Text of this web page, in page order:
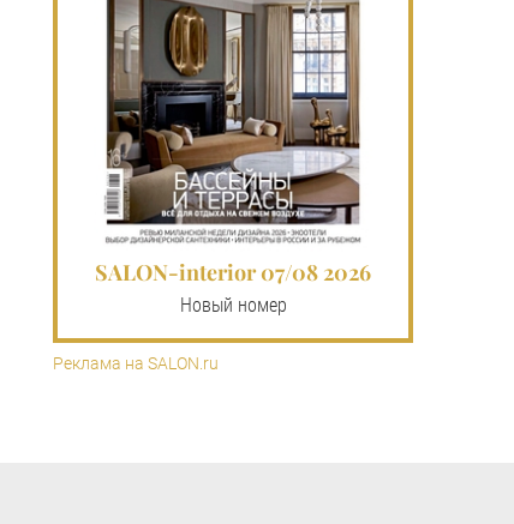
SALON-interior 07/08 2026
Новый номер
Реклама на SALON.ru